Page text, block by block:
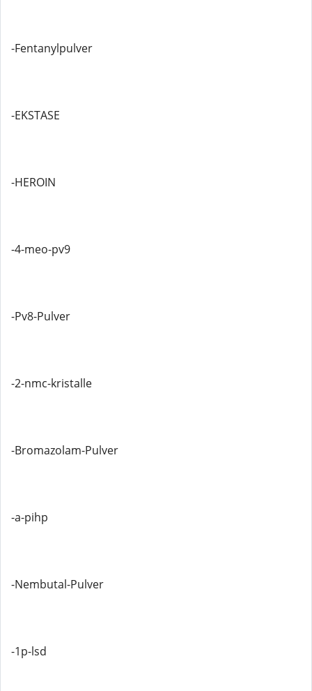
-Fentanylpulver
-EKSTASE
-HEROIN
-4-meo-pv9
-Pv8-Pulver
-2-nmc-kristalle
-Bromazolam-Pulver
-a-pihp
-Nembutal-Pulver
-1p-lsd